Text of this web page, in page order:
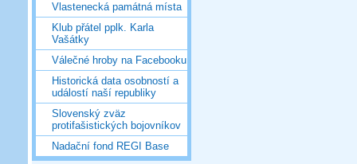
Vlastenecká památná místa
Klub přátel pplk. Karla
Vašátky
Válečné hroby na Facebooku
Historická data osobností a
událostí naší republiky
Slovenský zväz
protifašistických bojovníkov
Nadační fond REGI Base